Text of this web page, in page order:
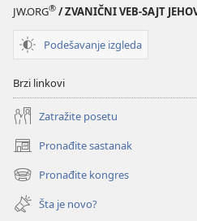
JW.ORG® / ZVANIČNI VEB-SAJT
Podešavanje izgleda
Brzi linkovi
Zatražite posetu
Pronađite sastanak
(otvara
novi
prozor)
Pronađite kongres
(otvara
novi
prozor)
Šta je novo?